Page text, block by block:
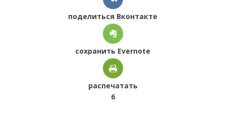
поделиться Вконтакте
сохранить Evernote
распечатать
6